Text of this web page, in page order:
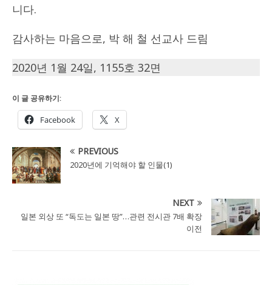
니다.
감사하는 마음으로, 박 해 철 선교사 드림
2020년 1월 24일, 1155호 32면
이 글 공유하기:
Facebook X
PREVIOUS
2020년에 기억해야 할 인물(1)
NEXT
일본 외상 또 “독도는 일본 땅”…관련 전시관 7배 확장
이전